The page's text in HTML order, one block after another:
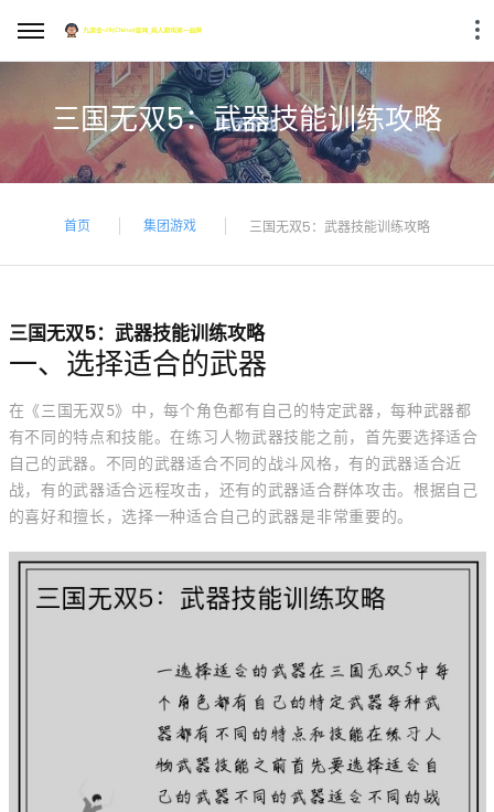
三国无双5：武器技能训练攻略
首页 集团游戏 三国无双5：武器技能训练攻略
三国无双5：武器技能训练攻略
一、选择适合的武器
在《三国无双5》中，每个角色都有自己的特定武器，每种武器都
有不同的特点和技能。在练习人物武器技能之前，首先要选择适合
自己的武器。不同的武器适合不同的战斗风格，有的武器适合近
战，有的武器适合远程攻击，还有的武器适合群体攻击。根据自己
的喜好和擅长，选择一种适合自己的武器是非常重要的。